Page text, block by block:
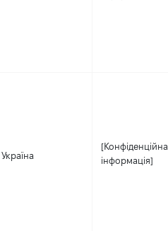
Україна
[Конфіденційна
інформація]